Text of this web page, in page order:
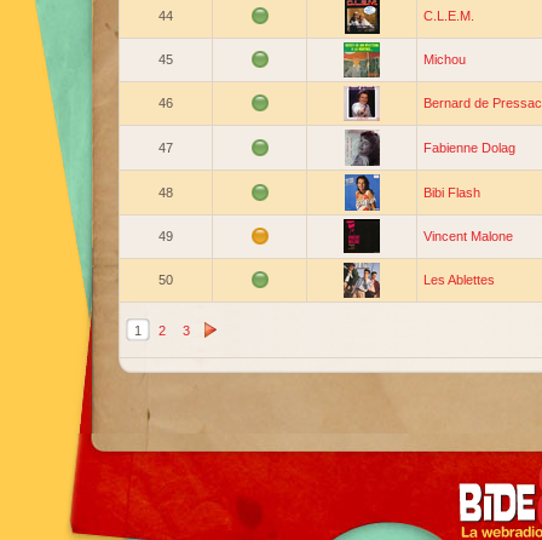
44 C.L.E.M.
45 Michou
46 Bernard de
47 Fabienne Dolag
48 Bibi Flash
49 Vincent Malone
50 Les Ablettes
1 2 3